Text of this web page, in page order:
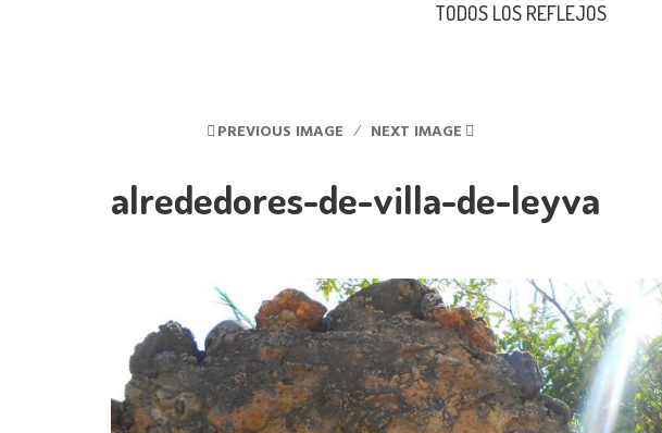
TODOS LOS REFLEJOS
PREVIOUS IMAGE NEXT IMAGE
alrededores-de-villa-de-leyva